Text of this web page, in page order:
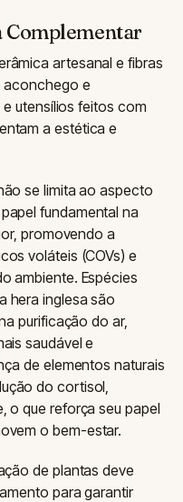
Complementar
artesanal e fibras
aconchego e
utensílios feitos com
a estética e
se limita ao aspecto
fundamental na
promovendo a
voláteis (COVs) e
ambiente. Espécies
hera inglesa são
purificação do ar,
saudável e
de elementos naturais
do cortisol,
o que reforça seu papel
o bem-estar.
de plantas deve
para garantir